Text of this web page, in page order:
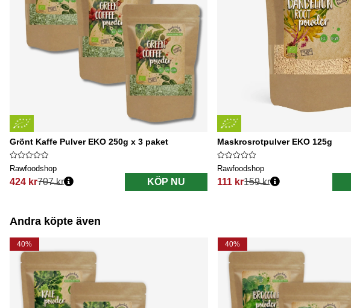
Grönt Kaffe Pulver EKO 250g x 3 paket
Rawfoodshop
424 kr
Ordinarie pris:
707 kr KÖP NU
Maskrosrotpulver EKO 125g
Rawfoodshop
111 kr
Ordinarie pris:
159 kr
Andra köpte även
40% 40%